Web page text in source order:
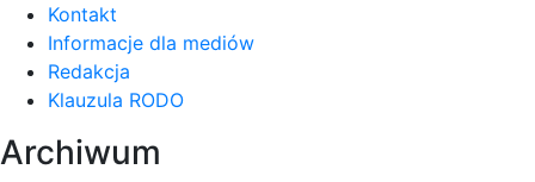
Kontakt
Informacje dla mediów
Redakcja
Klauzula RODO
Archiwum